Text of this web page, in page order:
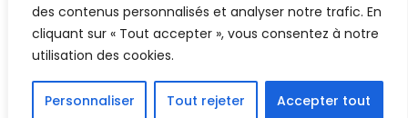
des contenus personnalisés et analyser notre trafic. En
cliquant sur « Tout accepter », vous consentez à notre
utilisation des cookies.
Personnaliser Tout rejeter Accepter tout